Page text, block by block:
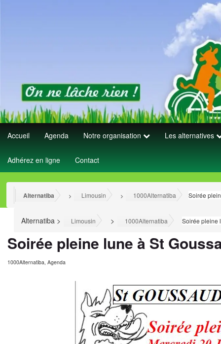
Accueil Agenda Notre organisation Les alternatives
Adhérez en ligne Contact
Alternatiba > Limousin > 1000Alternatiba >
Soirée
Alternatiba > Limousin > 1000Alternatiba >
Soirée pleine
Soirée pleine lune à St
1000Alternatiba, Agenda